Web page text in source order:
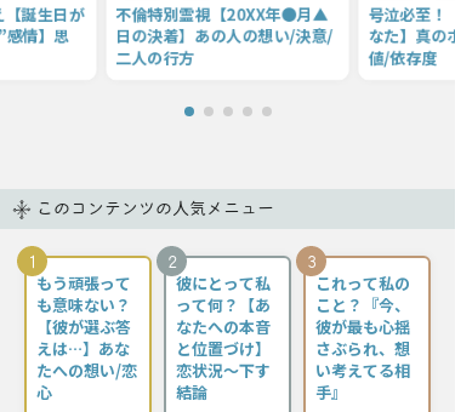
【誕生日が
感情】思
不倫特別霊視【20XX年●月▲
日の決着】あの人の想い/決意/
二人の行方
号泣必至！
なた】真の
値/依存度
このコンテンツの人気メニュー
1
もう頑張って
も意味ない？
【彼が選ぶ答
えは…】あな
たへの想い/恋
心
2
彼にとって私
って何？【あ
なたへの本音
と位置づけ】
恋状況〜下す
結論
3
これって私の
こと？『今、
彼が最も心揺
さぶられ、想
い考えてる相
手』